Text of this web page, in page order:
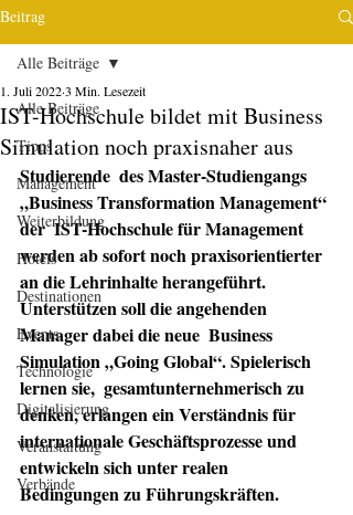
Beitrag
Alle Beiträge
Tipps
Management
Weiterbildung
Hotels
Destinationen
Events
Technologie
Digitalisierung
Veranstaltung
Verbände
Alle Beiträge
IST-Hochschule bildet mit Business
Simulation noch praxisnaher aus
1. Juli 20223 Min. Lesezeit
Studierende  des Master-Studiengangs
„Business Transformation Management“
der  IST-Hochschule für Management
werden ab sofort noch praxisorientierter
an die Lehrinhalte herangeführt.
Unterstützen soll die angehenden
Manager dabei die neue  Business
Simulation „Going Global“. Spielerisch
lernen sie,  gesamtunternehmerisch zu
denken, erlangen ein Verständnis für
internationale Geschäftsprozesse und
entwickeln sich unter realen
Bedingungen zu Führungskräften.